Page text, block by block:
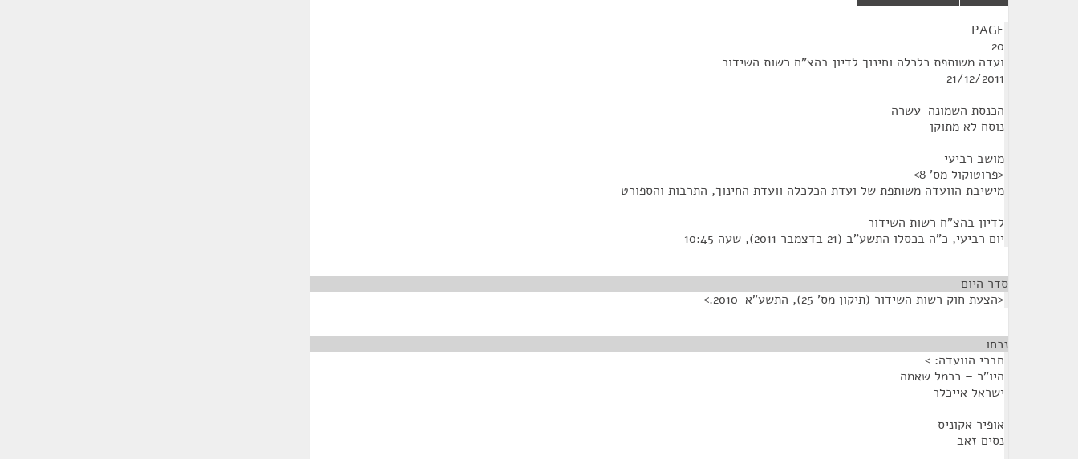
PAGE
20
ועדה משותפת כלכלה וחינוך לדיון בהצ"ח רשות השידור
21/12/2011
הכנסת השמונה-עשרה
נוסח לא מתוקן
מושב רביעי
<פרוטוקול מס' 8>
מישיבת הוועדה משותפת של ועדת הכלכלה וועדת החינוך, התרבות והספורט
לדיון בהצ"ח רשות השידור
יום רביעי, כ"ה בכסלו התשע"ב (21 בדצמבר 2011), שעה 10:45
סדר היום
<הצעת חוק רשות השידור (תיקון מס' 25), התשע"א-2010.>
נכחו
חברי הוועדה: >
היו"ר – כרמל שאמה
ישראל אייכלר
אופיר אקוניס
נסים זאב